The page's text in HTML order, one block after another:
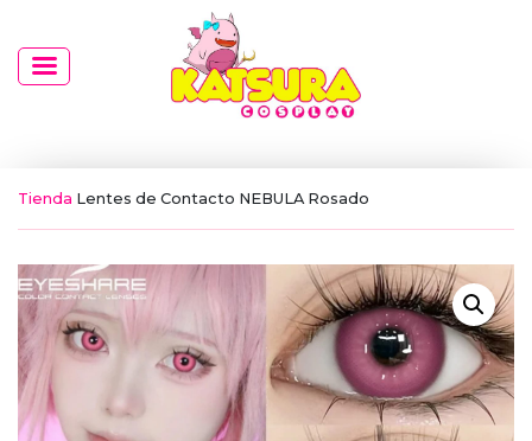
Tienda Lentes de Contacto NEBULA Rosado